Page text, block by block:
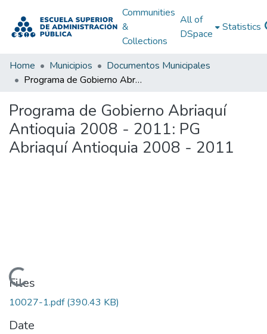
Communities
&
Collections
All of
DSpace
Statistics
Home Municipios
Documentos Municipales
Programa de Gobierno Abriaquí Antioquia 2008 - 2011: PG Abriaquí Antioquia 2008 - 2011
Programa de Gobierno Abriaquí
Antioquia 2008 - 2011: PG
Abriaquí Antioquia 2008 - 2011
Loading...
Files
10027-1.pdf(390.43 KB)
Date